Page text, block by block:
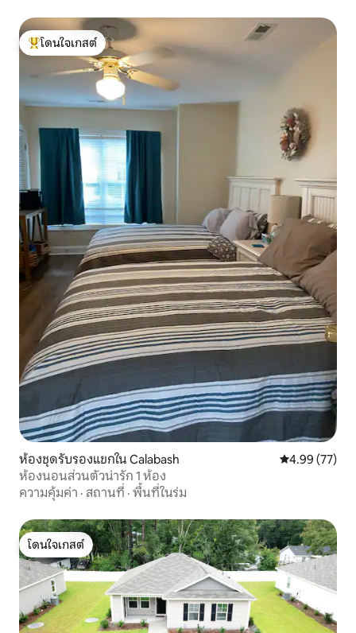
โดนใจเกสต์ที่สุด
โดนใจเกสต์
ห้องชุดรับรองแขกใน Calabash คะแนนเฉลี่ย
4.99 (77)
ห้องนอนส่วนตัวน่ารัก 1 ห้อง
ความคุ้มค่า · สถานที่ · พื้นที่ในร่ม
โดนใจเกสต์
โดนใจเกสต์